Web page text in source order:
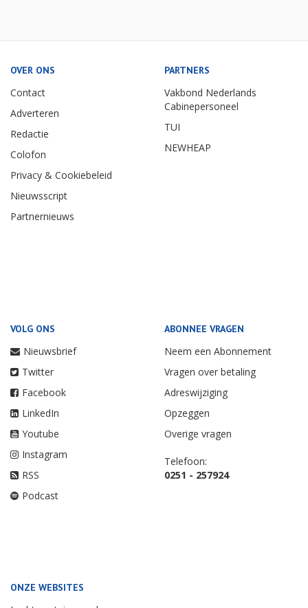
OVER ONS
Contact
Adverteren
Redactie
Colofon
Privacy & Cookiebeleid
Nieuwsscript
Partnernieuws
PARTNERS
Vakbond Nederlands
Cabinepersoneel
TUI
NEWHEAP
VOLG ONS
Nieuwsbrief
Twitter
Facebook
LinkedIn
Youtube
Instagram
RSS
Podcast
ABONNEE VRAGEN
Neem een Abonnement
Vragen over betaling
Adreswijziging
Opzeggen
Overige vragen
Telefoon:
0251 - 257924
ONZE WEBSITES